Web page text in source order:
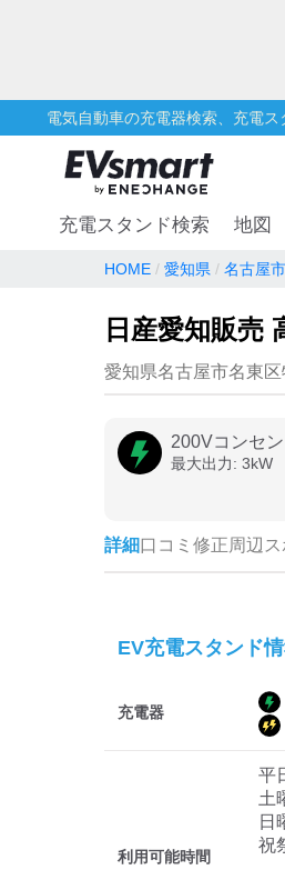
電気自動車の充電器検索、充電
充電スタンド検索 地図
HOME 愛知県 名古屋市
日産愛知販売
愛知県名古屋市名東
200Vコンセン
最大出力: 3kW
詳細口コミ 修正周辺ス
EV充電スタンド情
充電器
利用可能時間
平
土
日
祝